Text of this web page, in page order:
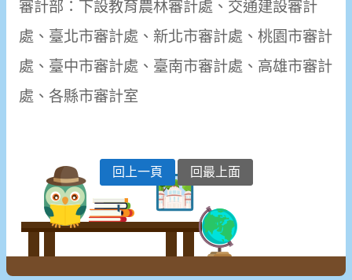
審計部：下設教育農林審計處、交通建設審計
處、臺北市審計處、新北市審計處、桃園市審計
處、臺中市審計處、臺南市審計處、高雄市審計
處、各縣市審計室
回上一頁 回最上面